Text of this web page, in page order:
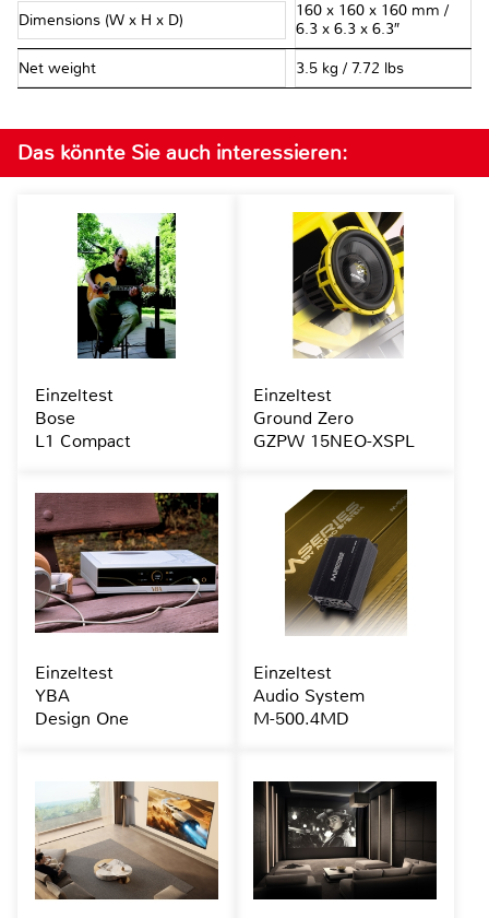
Dimensions (W x H x D)
160 x 160 x 160 mm /
6.3 x 6.3 x 6.3″
Net weight 3.5 kg / 7.72 lbs
Das könnte Sie auch interessieren:
Einzeltest
Bose
L1 Compact
Einzeltest
Ground Zero
GZPW 15NEO-XSPL
Einzeltest
YBA
Design One
Einzeltest
Audio System
M-500.4MD